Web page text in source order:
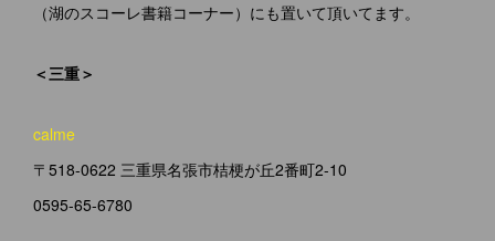
（湖のスコーレ書籍コーナー）にも置いて頂いてます。
＜三重＞
calme
〒518-0622 三重県名張市桔梗が丘2番町2-10
0595-65-6780